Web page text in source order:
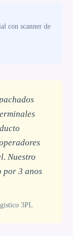
con scanner de
Nuestro
3 anos
3PL